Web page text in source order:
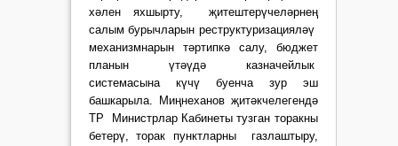
хәлен яхшырту, җитештерүчеләрнең
салым бурычларын реструктуризацияләү
механизмнарын тәртипкә салу, бюджет
планын үтәүдә казначейлык
системасына күчү буенча зур эш
башкарыла. Миңнеханов җитәкчелегендә
ТР Министрлар Кабинеты тузган торакны
бетерү, торак пунктларны газлаштыру,